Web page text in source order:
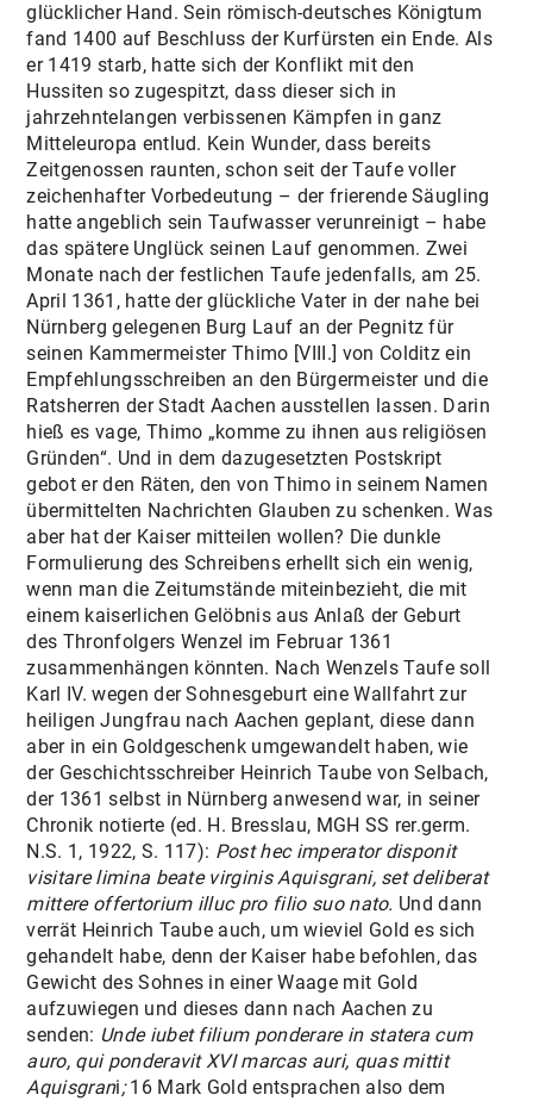
glücklicher Hand. Sein römisch-deutsches Königtum
fand 1400 auf Beschluss der Kurfürsten ein Ende. Als
er 1419 starb, hatte sich der Konflikt mit den
Hussiten so zugespitzt, dass dieser sich in
jahrzehntelangen verbissenen Kämpfen in ganz
Mitteleuropa entlud. Kein Wunder, dass bereits
Zeitgenossen raunten, schon seit der Taufe voller
zeichenhafter Vorbedeutung – der frierende Säugling
hatte angeblich sein Taufwasser verunreinigt – habe
das spätere Unglück seinen Lauf genommen. Zwei
Monate nach der festlichen Taufe jedenfalls, am 25.
April 1361, hatte der glückliche Vater in der nahe bei
Nürnberg gelegenen Burg Lauf an der Pegnitz für
seinen Kammermeister Thimo [VIII.] von Colditz ein
Empfehlungsschreiben an den Bürgermeister und die
Ratsherren der Stadt Aachen ausstellen lassen. Darin
hieß es vage, Thimo „komme zu ihnen aus religiösen
Gründen“. Und in dem dazugesetzten Postskript
gebot er den Räten, den von Thimo in seinem Namen
übermittelten Nachrichten Glauben zu schenken. Was
aber hat der Kaiser mitteilen wollen? Die dunkle
Formulierung des Schreibens erhellt sich ein wenig,
wenn man die Zeitumstände miteinbezieht, die mit
einem kaiserlichen Gelöbnis aus Anlaß der Geburt
des Thronfolgers Wenzel im Februar 1361
zusammenhängen könnten. Nach Wenzels Taufe soll
Karl IV. wegen der Sohnesgeburt eine Wallfahrt zur
heiligen Jungfrau nach Aachen geplant, diese dann
aber in ein Goldgeschenk umgewandelt haben, wie
der Geschichtsschreiber Heinrich Taube von Selbach,
der 1361 selbst in Nürnberg anwesend war, in seiner
Chronik notierte (ed. H. Bresslau, MGH SS rer.germ.
N.S. 1, 1922, S. 117): Post hec imperator disponit
visitare limina beate virginis Aquisgrani, set deliberat
mittere offertorium illuc pro filio suo nato. Und dann
verrät Heinrich Taube auch, um wieviel Gold es sich
gehandelt habe, denn der Kaiser habe befohlen, das
Gewicht des Sohnes in einer Waage mit Gold
aufzuwiegen und dieses dann nach Aachen zu
senden: Unde iubet filium ponderare in statera cum
auro, qui ponderavit XVI marcas auri, quas mittit
Aquisgrani;16 Mark Gold entsprachen also dem